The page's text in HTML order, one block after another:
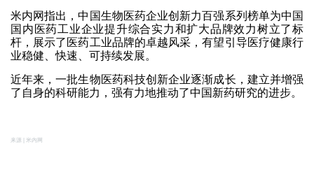
米内网指出，中国生物医药企业创新力百强系列榜单为中国
国内医药工业企业提升综合实力和扩大品牌效力树立了标
杆，展示了医药工业品牌的卓越风采，有望引导医疗健康行
业稳健、快速、可持续发展。
近年来，一批生物医药科技创新企业逐渐成长，建立并增强
了自身的科研能力，强有力地推动了中国新药研究的进步。
来源 | 米内网